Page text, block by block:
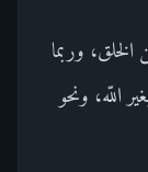
وربما
اللّه، ونحو